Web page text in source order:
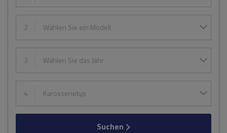
2 Wählen Sie ein Modell
3 Wählen Sie das Jahr
4 Karosserietyp
Suchen